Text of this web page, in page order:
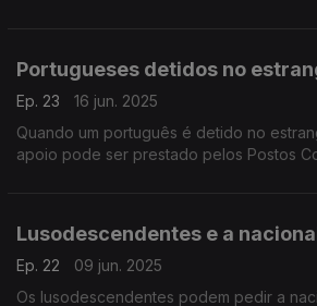
Portugueses detidos no
Ep. 23
16 jun. 2025
Quando um português é detido no
apoio pode ser prestado pelos Postos
Lusodescendentes e a
Ep. 22
09 jun. 2025
Os lusodescendentes podem pedir a